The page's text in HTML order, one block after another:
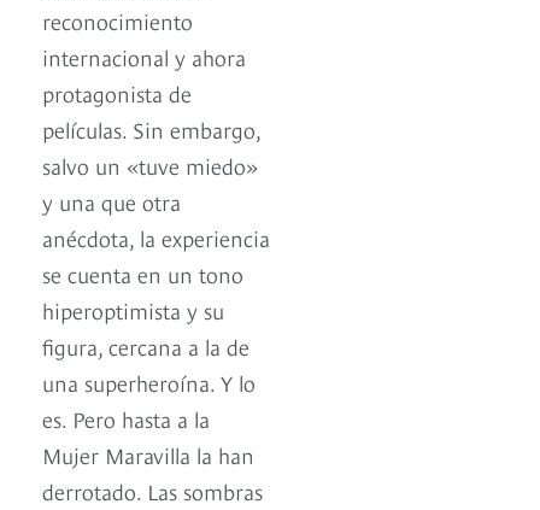
reconocimiento
internacional y ahora
protagonista de
películas. Sin embargo,
salvo un «tuve miedo»
y una que otra
anécdota, la experiencia
se cuenta en un tono
hiperoptimista y su
figura, cercana a la de
una superheroína. Y lo
es. Pero hasta a la
Mujer Maravilla la han
derrotado. Las sombras